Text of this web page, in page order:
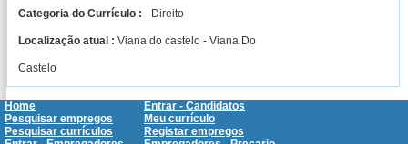
Categoria do Currículo : - Direito
Localização atual : Viana do castelo - Viana Do
Castelo
Home
Entrar - Candidatos
Pesquisar empregos
Meu currículo
Pesquisar currículos
Registar empregos